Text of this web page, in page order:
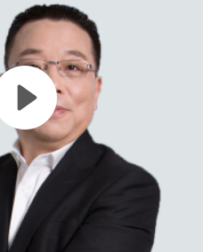
织的主体——每一位成员发挥能动
管理者如何回避心理陷阱，作出正
业的智商、情绪智力、心理弹性和
析了管理者如何在组织活动中作出
员的共同发展。"